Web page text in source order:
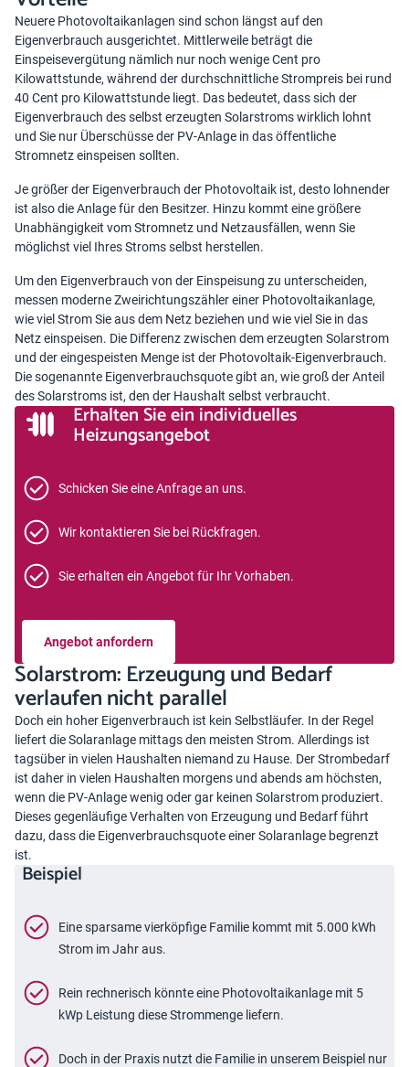
Neuere Photovoltaikanlagen sind schon längst auf den
Eigenverbrauch ausgerichtet. Mittlerweile beträgt die
Einspeisevergütung nämlich nur noch wenige Cent pro
Kilowattstunde, während der durchschnittliche Strompreis bei rund
40 Cent pro Kilowattstunde liegt. Das bedeutet, dass sich der
Eigenverbrauch des selbst erzeugten Solarstroms wirklich lohnt
und Sie nur Überschüsse der PV-Anlage in das öffentliche
Stromnetz einspeisen sollten.
Je größer der Eigenverbrauch der Photovoltaik ist, desto lohnender
ist also die Anlage für den Besitzer. Hinzu kommt eine größere
Unabhängigkeit vom Stromnetz und Netzausfällen, wenn Sie
möglichst viel Ihres Stroms selbst herstellen.
Um den Eigenverbrauch von der Einspeisung zu unterscheiden,
messen moderne Zweirichtungszähler einer Photovoltaikanlage,
wie viel Strom Sie aus dem Netz beziehen und wie viel Sie in das
Netz einspeisen. Die Differenz zwischen dem erzeugten Solarstrom
und der eingespeisten Menge ist der Photovoltaik-Eigenverbrauch.
Die sogenannte Eigenverbrauchsquote gibt an, wie groß der Anteil
des Solarstroms ist, den der Haushalt selbst verbraucht.
Erhalten Sie ein individuelles
Heizungsangebot
Schicken Sie eine Anfrage an uns.
Wir kontaktieren Sie bei Rückfragen.
Sie erhalten ein Angebot für Ihr Vorhaben.
Angebot anfordern
Solarstrom: Erzeugung und Bedarf
verlaufen nicht parallel
Doch ein hoher Eigenverbrauch ist kein Selbstläufer. In der Regel
liefert die Solaranlage mittags den meisten Strom. Allerdings ist
tagsüber in vielen Haushalten niemand zu Hause. Der Strombedarf
ist daher in vielen Haushalten morgens und abends am höchsten,
wenn die PV-Anlage wenig oder gar keinen Solarstrom produziert.
Dieses gegenläufige Verhalten von Erzeugung und Bedarf führt
dazu, dass die Eigenverbrauchsquote einer Solaranlage begrenzt
ist.
Beispiel
Eine sparsame vierköpfige Familie kommt mit 5.000 kWh
Strom im Jahr aus.
Rein rechnerisch könnte eine Photovoltaikanlage mit 5
kWp Leistung diese Strommenge liefern.
Doch in der Praxis nutzt die Familie in unserem Beispiel nur